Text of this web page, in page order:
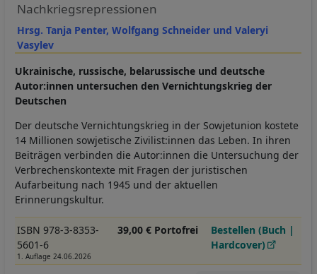
Hrsg. Tanja Penter, Wolfgang Schneider und Valeryi
Vasylev
Nachkriegsrepressionen
Ukrainische, russische, belarussische und deutsche
Autor:innen untersuchen den Vernichtungskrieg der
Deutschen
Der deutsche Vernichtungskrieg in der Sowjetunion kostete
14 Millionen sowjetische Zivilist:innen das Leben. In ihren
Beiträgen verbinden die Autor:innen die Untersuchung der
Verbrechenskontexte mit Fragen der juristischen
Aufarbeitung nach 1945 und der aktuellen
Erinnerungskultur.
ISBN 978-3-8353-
5601-6
1. Auflage 24.06.2026
39,00 € Portofrei
Bestellen (Buch |
Hardcover)